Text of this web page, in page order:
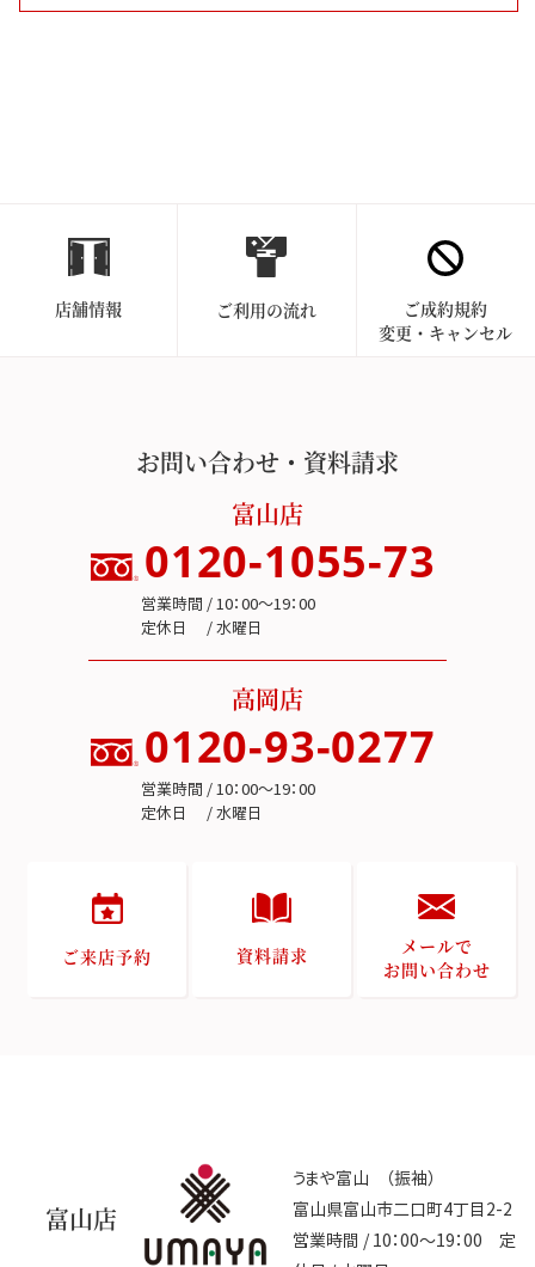
店舗情報 ご利用の流れ
ご成約規約
変更・キャンセル
お問い合わせ・資料請求
富山店
0120-1055-73
営業時間 / 10：00～19：00
定休日 / 水曜日
高岡店
0120-93-0277
営業時間 / 10：00～19：00
定休日 / 水曜日
ご来店予約 資料請求
メールで
お問い合わせ
富山店
うまや富山 （振袖）
富山県富山市二口町4丁目2-2
営業時間 / 10：00～19：00 定